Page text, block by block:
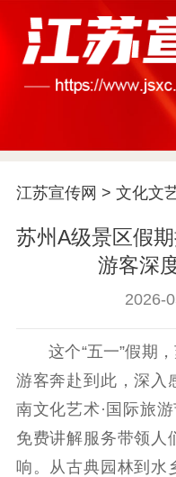
通知公告 信
信息公开年
理论学习
江苏宣传网 > 文化文
苏州A级景区假
游客深
2026-
这个“五一”假期，
游客奔赴到此，深入
南文化艺术·国际旅
免费讲解服务带领人
响。从古典园林到水